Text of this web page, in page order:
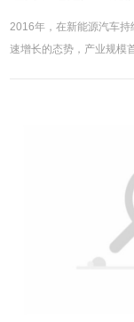
2016年，在新能源汽车持
速增长的态势，产业规模
用市场增速放缓。消费产
记本电脑与平板电脑产量
速较快但规模不大；动力
2016年有所下降，锂离
下，预计2017年全球锂